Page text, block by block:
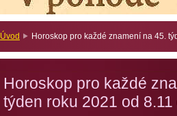
Úvod Horoskop pro každé znamení na 45.
Horoskop pro každé
týden roku 2021 od